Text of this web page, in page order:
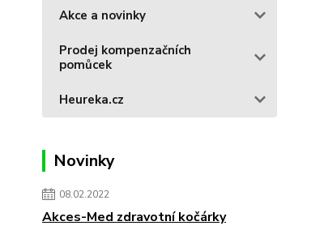
Akce a novinky
Prodej kompenzačních
pomůcek
Heureka.cz
Novinky
08.02.2022
Akces-Med zdravotní kočárky